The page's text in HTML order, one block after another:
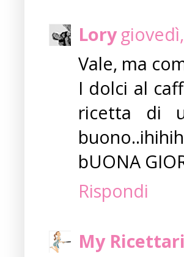
Lory
Vale, ma
I dolci al
ricetta di
buono..ihihih
bUONA
Rispondi
My